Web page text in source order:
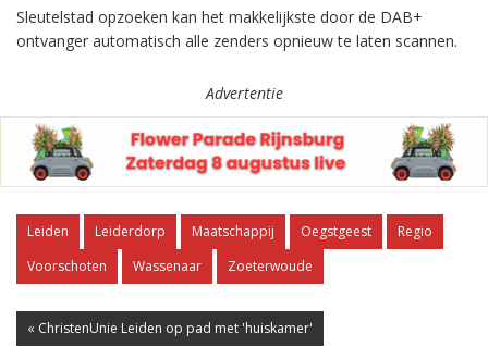
Sleutelstad opzoeken kan het makkelijkste door de DAB+
ontvanger automatisch alle zenders opnieuw te laten scannen.
Advertentie
Leiden Leiderdorp Maatschappij Oegstgeest
Regio
Voorschoten
Wassenaar Zoeterwoude
« ChristenUnie Leiden op pad met 'huiskamer'